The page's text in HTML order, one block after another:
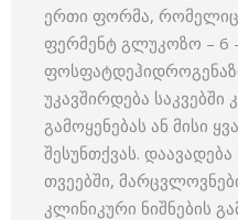
ერთი ფორმა, რომელიც
ფერმენტ გლუკოზო – 6
უკავშირდება საკვებში
გამოყენებას ან მისი
შესუნთქვას.
თვეებში,
კლინიკური ნიშნების